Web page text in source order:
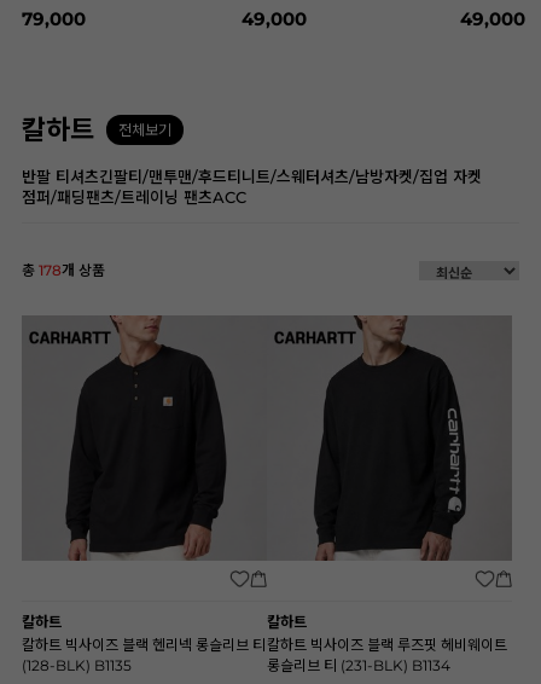
79,000 49,000 49,000
칼하트 전체보기
반팔 티셔츠긴팔티/맨투맨/후드티니트/스웨터셔츠/남방자켓/집업 자켓
점퍼/패딩팬츠/트레이닝 팬츠ACC
총 178개 상품
칼하트
칼하트 빅사이즈 블랙 헨리넥 롱슬리브 티
(128-BLK) B1135
칼하트
칼하트 빅사이즈 블랙 루즈핏 헤비웨이트
롱슬리브 티 (231-BLK) B1134